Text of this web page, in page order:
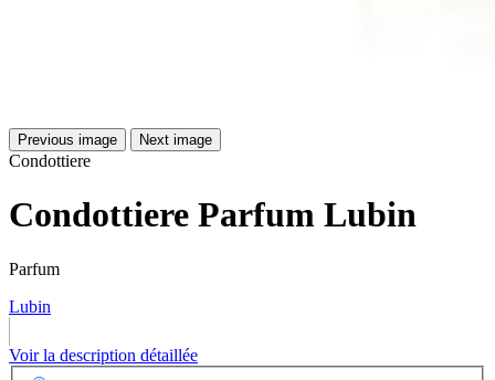
Previous image Next image
Condottiere
Condottiere Parfum Lubin
Parfum
Lubin
Voir la description détaillée